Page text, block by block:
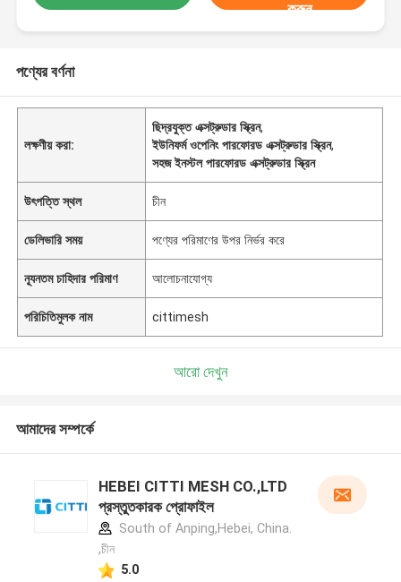
করুন
পণ্যের বর্ণনা
লক্ষণীয় করা:
ছিদ্রযুক্ত এক্সট্রুডার স্ক্রিন,
ইউনিফর্ম ওপেনিং পারফোরড এক্সট্রুডার স্ক্রিন,
সহজ ইনস্টল পারফোরড এক্সট্রুডার স্ক্রিন
উৎপত্তি স্থল চীন
ডেলিভারি সময় পণ্যের পরিমাণের উপর নির্ভর করে
ন্যূনতম চাহিদার পরিমাণ আলোচনাযোগ্য
পরিচিতিমুলক নাম cittimesh
আরো দেখুন
আমাদের সম্পর্কে
HEBEI CITTI MESH CO.,LTD
প্রস্তুতকারক প্রোফাইল
South of Anping,Hebei, China.
,চীন
5.0